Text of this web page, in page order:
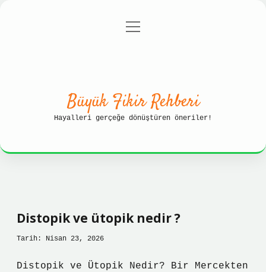
Gizlilik Politikası
menüyü
Büyük Fikir Rehberi
Hayalleri gerçeğe dönüştüren öneriler!
Distopik ve ütopik nedir ?
Tarih: Nisan 23, 2026
Distopik ve Ütopik Nedir? Bir Mercekten